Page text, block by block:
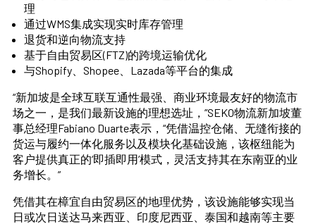
理
通过WMS集成实现实时库存管理
退货和逆向物流支持
基于自由贸易区(FTZ)的跨境运输优化
与Shopify、Shopee、Lazada等平台的集成
“新加坡是全球互联互通性最强、商业环境最友好的物流市
场之一，是我们最新设施的理想选址，”SEKO物流新加坡董
事总经理Fabiano Duarte表示，“凭借温控仓储、无缝衔接的
货运与履约一体化服务以及模块化基础设施，该枢纽能为
客户提供真正的‘即插即用’模式，灵活支持其在东南亚的业
务增长。”
凭借其在樟宜自由贸易区的地理优势，该设施能够实现当
日或次日送达马来西亚、印度尼西亚、泰国和越南等主要